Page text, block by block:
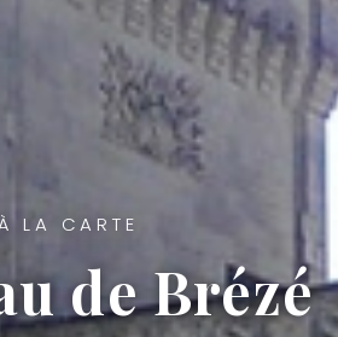
LA CARTE
de Brézé